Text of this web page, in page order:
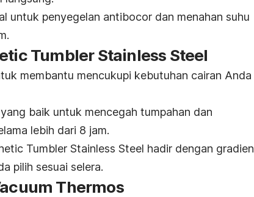
untuk penyegelan antibocor dan menahan suhu
Tumbler Stainless Steel
membantu mencukupi kebutuhan cairan Anda
baik untuk mencegah tumpahan dan
lebih dari 8 jam.
Tumbler Stainless Steel hadir dengan gradien
pilih sesuai selera.
Thermos